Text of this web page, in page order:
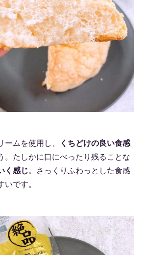
ームを使用し、
くちどけの良い食感
。たしかに口にべったり残ることな
く感じ。さっくりふわっとした食感
いです。